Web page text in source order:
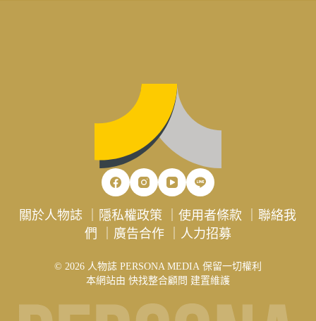
關於人物誌 隱私權政策 ｜使用者條款 ｜聯絡我
們
廣告合作｜ 人力招募
© 2026 人物誌 PERSONA MEDIA 保留一切權利
本網站由 快找整合顧問 建置維護